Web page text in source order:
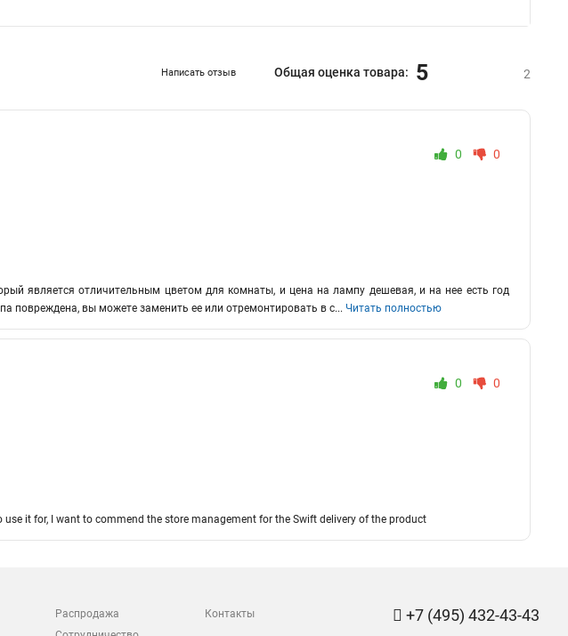
Написать отзыв Общая оценка товара: 5 2
0
0
является отличительным цветом для комнаты, и цена на лампу дешевая, и на нее есть год
повреждена, вы можете заменить ее или отремонтировать в с... Читать полностью
0
0
it for, I want to commend the store management for the Swift delivery of the product
Распродажа
Контакты
+7 (495) 432-43-43